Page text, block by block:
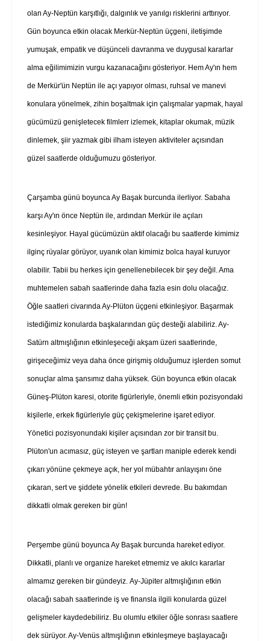
olan Ay-Neptün karşıtlığı, dalgınlık ve yanılgı risklerini arttırıyor.
Gün boyunca etkin olacak Merkür-Neptün üçgeni, iletişimde
yumuşak, empatik ve düşünceli davranma ve duygusal kararlar
alma eğilimimizin vurgu kazanacağını gösteriyor. Hem Ay'ın hem
de Merkür'ün Neptün ile açı yapıyor olması, ruhsal ve manevi
konulara yönelmek, zihin boşaltmak için çalışmalar yapmak, hayal
gücümüzü genişletecek filmlerr izlemek, kitaplar okumak, müzik
dinlemek, şiir yazmak gibi ilham isteyen aktiviteler açısından
güzel saatlerde olduğumuzu gösteriyor.
Çarşamba günü boyunca Ay Başak burcunda ilerliyor. Sabaha
karşı Ay'ın önce Neptün ile, ardından Merkür ile açıları
kesinleşiyor. Hayal gücümüzün aktif olacağı bu saatlerde kimimiz
ilginç rüyalar görüyor, uyanık olan kimimiz bolca hayal kuruyor
olabilir. Tabii bu herkes için genellenebilecek bir şey değil. Ama
muhtemelen sabah saatlerinde daha fazla esin dolu olacağız.
Öğle saatleri civarında Ay-Plüton üçgeni etkinleşiyor. Başarmak
istediğimiz konularda başkalarından güç desteği alabiliriz. Ay-
Satürn altmışlığının etkinleşeceği akşam üzeri saatlerinde,
girişeceğimiz veya daha önce girişmiş olduğumuz işlerden somut
sonuçlar alma şansımız daha yüksek. Gün boyunca etkin olacak
Güneş-Plüton karesi, otorite figürleriyle, önemli etkin pozisyondaki
kişilerle, erkek figürleriyle güç çekişmelerine işaret ediyor.
Yönetici pozisyonundaki kişiler açısından zor bir transit bu.
Plüton'un acımasız, güç isteyen ve şartları maniple ederek kendi
çıkarı yönüne çekmeye açık, her yol mübahtır anlayışını öne
çıkaran, sert ve şiddete yönelik etkileri devrede. Bu bakımdan
dikkatli olmak gereken bir gün!
Perşembe günü boyunca Ay Başak burcunda hareket ediyor.
Dikkatli, planlı ve organize hareket etmemiz ve akılcı kararlar
almamız gereken bir gündeyiz. Ay-Jüpiter altmışlığının etkin
olacağı sabah saatlerinde iş ve finansla ilgili konularda güzel
gelişmeler kaydedebiliriz. Bu olumlu etkiler öğle sonrası saatlere
dek sürüyor. Ay-Venüs altmışlığının etkinleşmeye başlayacağı